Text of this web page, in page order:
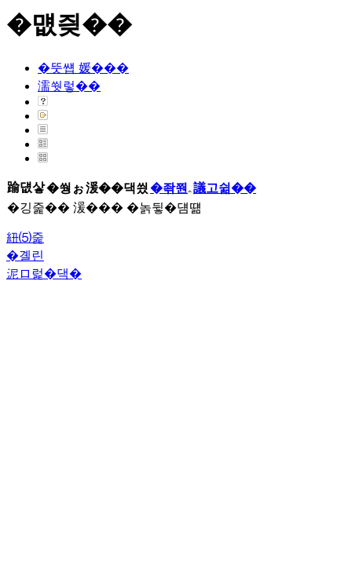
�먮즺��
�뚯썝 媛���
濡쒓렇��
踰덊샇�쒕ぉ湲��댁씠�좎쭨 議고쉶��
�깅줉�� 湲��� �놁뒿�덈떎
紐⑸줉
�곌린
泥ロ럹�댁�